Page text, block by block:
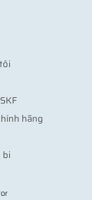
hãng
bi